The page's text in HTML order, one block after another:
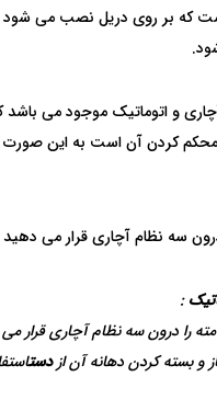
که بر روی دریل نصب می شود
و اتوماتیک موجود می باشد
محکم کردن آن است به این صورت
سه نظام آچاری قرار می
:
را درون سه نظام آچاری قرار
و بسته کردن دهانه آن ازدست